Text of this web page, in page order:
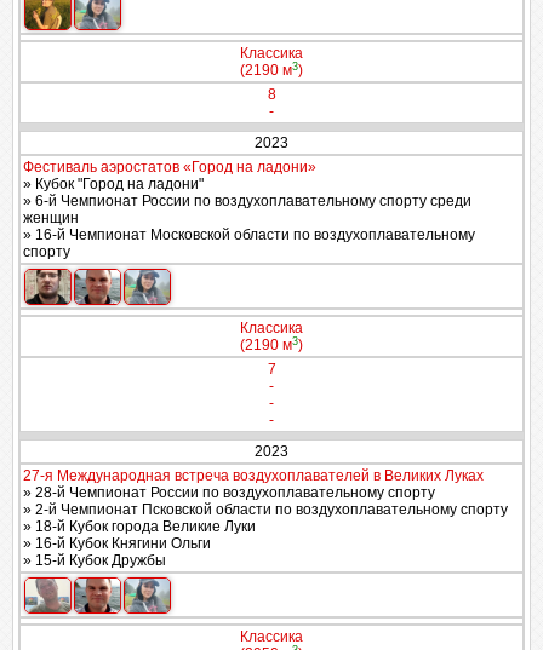
Классика
(2190 м3)
8
-
2023
Фестиваль аэростатов «Город на ладони»
» Кубок "Город на ладони"
» 6-й Чемпионат России по воздухоплавательному спорту среди
женщин
» 16-й Чемпионат Московской области по воздухоплавательному
спорту
Классика
(2190 м3)
7
-
-
-
2023
27-я Международная встреча воздухоплавателей в Великих Луках
» 28-й Чемпионат России по воздухоплавательному спорту
» 2-й Чемпионат Псковской области по воздухоплавательному спорту
» 18-й Кубок города Великие Луки
» 16-й Кубок Княгини Ольги
» 15-й Кубок Дружбы
Классика